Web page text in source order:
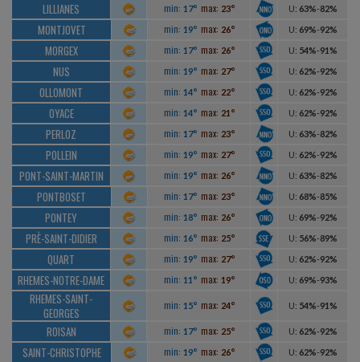
LILLIANES min: 17° max: 23° U: 63%-82%
MONTJOVET min: 19° max: 26° U: 69%-92%
MORGEX min: 17° max: 26° U: 54%-91%
NUS min: 19° max: 27° U: 62%-92%
OLLOMONT min: 14° max: 22° U: 62%-92%
OYACE min: 14° max: 21° U: 62%-92%
PERLOZ min: 17° max: 23° U: 63%-82%
POLLEIN min: 19° max: 27° U: 62%-92%
PONT-SAINT-MARTIN min: 19° max: 26° U: 63%-82%
PONTBOSET min: 17° max: 23° U: 68%-85%
PONTEY min: 18° max: 26° U: 69%-92%
PRÈ-SAINT-DIDIER min: 16° max: 25° U: 56%-89%
QUART min: 19° max: 27° U: 62%-92%
RHEMES-NOTRE-DAME min: 11° max: 19° U: 69%-93%
RHEMES-SAINT-
GEORGES
min: 15° max: 24° U: 54%-91%
ROISAN min: 17° max: 25° U: 62%-92%
SAINT-CHRISTOPHE min: 19° max: 26° U: 62%-92%